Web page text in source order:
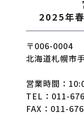
2025年
〒006-0004
北海道札幌市
営業時間：
TEL： 011-
FAX：011-